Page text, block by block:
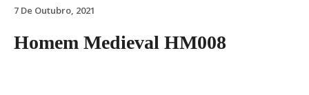
7 De Outubro, 2021
Homem Medieval HM008